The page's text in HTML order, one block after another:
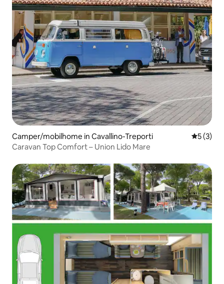
Camper/mobilhome in Cavallino-Treporti
5 (3)
Caravan Top Comfort – Union Lido Mare